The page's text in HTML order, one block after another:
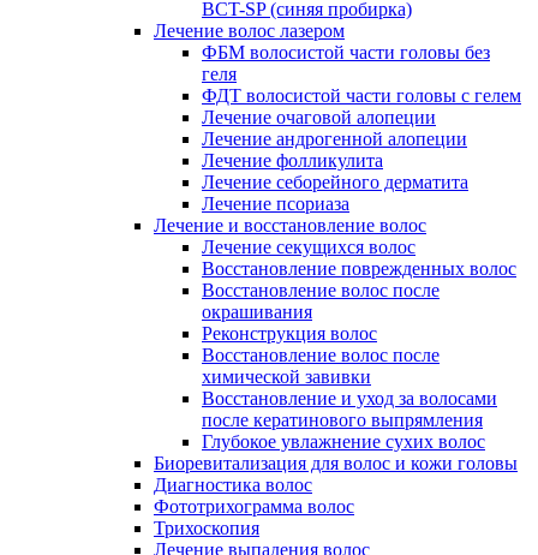
BCT-SP (синяя пробирка)
Лечение волос лазером
ФБМ волосистой части головы без
геля
ФДТ волосистой части головы с гелем
Лечение очаговой алопеции
Лечение андрогенной алопеции
Лечение фолликулита
Лечение себорейного дерматита
Лечение псориаза
Лечение и восстановление волос
Лечение секущихся волос
Восстановление поврежденных волос
Восстановление волос после
окрашивания
Реконструкция волос
Восстановление волос после
химической завивки
Восстановление и уход за волосами
после кератинового выпрямления
Глубокое увлажнение сухих волос
Биоревитализация для волос и кожи головы
Диагностика волос
Фототрихограмма волос
Трихоскопия
Лечение выпадения волос